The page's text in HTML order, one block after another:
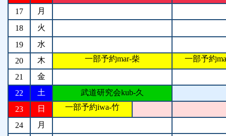
17
月
18
火
19
水
20
木 一部予約mar-柴 一部予約
21
金
22
土
武道研究会kub-久
23
日 一部予約iwa-竹
24
月